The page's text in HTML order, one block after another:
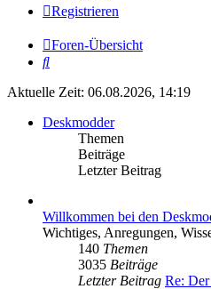
Registrieren
Foren-Übersicht
Suche
Aktuelle Zeit: 06.08.2026, 14:19
Deskmodder
Themen
Beiträge
Letzter Beitrag
Willkommen bei den
Wichtiges, Anregungen,
140 Themen
3035 Beiträge
Letzter Beitrag Re: